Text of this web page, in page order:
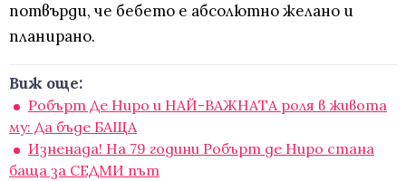
потвърди, че бебето е абсолютно желано и
планирано.
Виж още:
Робърт Де Ниро и НАЙ-ВАЖНАТА роля в живота
му: Да бъде БАЩА
Изненада! На 79 години Робърт де Ниро стана
баща за СЕДМИ път